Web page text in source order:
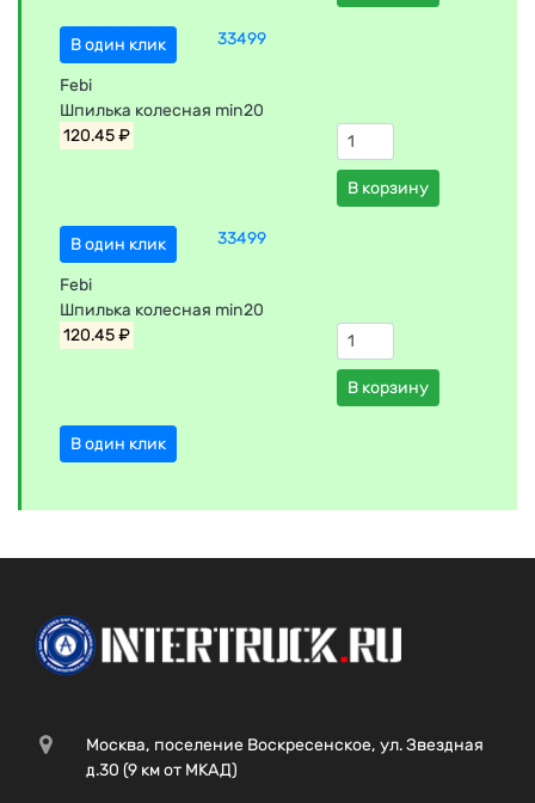
В один клик 33499
Febi
Шпилька колесная min20
120.45 ₽
В корзину
В один клик 33499
Febi
Шпилька колесная min20
120.45 ₽
В корзину
В один клик
Москва, поселение Воскресенское, ул. Звездная
д.30 (9 км от МКАД)